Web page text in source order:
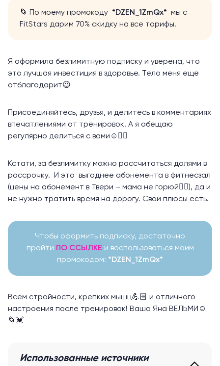
🌀 По моему промокоду *DZEN_1ZmQx* мы с
FitStars дарим 70% скидку на все тарифы.
Я оформила безлимитную подписку и уверена, что
это лучшая инвестиция в здоровье. Тело меня ещё
отблагодарит😉
Присоединяйтесь, друзья, и делитесь в комментариях
впечатлениями от тренировок. А я обещаю
регулярно делиться с вами☺️👍🏻
Кстати, за безлимитку можно рассчитаться долями в
рассрочку. И это выгоднее абонемента в фитнесзал
(цены на абонемент в Твери – мама не горюй🤦‍♀️), да и
не нужно тратить время на дорогу. Свои плюсы есть.
Чтобы оформить подписку, достаточно
пройти ПО ССЫЛКЕ и воспользоваться моим
промокодом: *DZEN_1ZmQx*
Всем стройности, крепких мышц💪🏻 и отличного
настроения после тренировок! Ваша Яна ВЕЛЬМИ☺️
🌀💓
Использованные источники